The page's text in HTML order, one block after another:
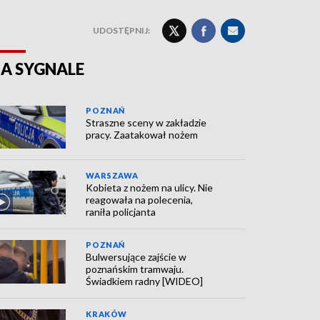
UDOSTĘPNIJ:
SYGNALE
POZNAŃ
Straszne sceny w zakładzie
pracy. Zaatakował nożem
WARSZAWA
Kobieta z nożem na ulicy. Nie
reagowała na polecenia,
raniła policjanta
POZNAŃ
Bulwersujące zajście w
poznańskim tramwaju.
Świadkiem radny [WIDEO]
KRAKÓW